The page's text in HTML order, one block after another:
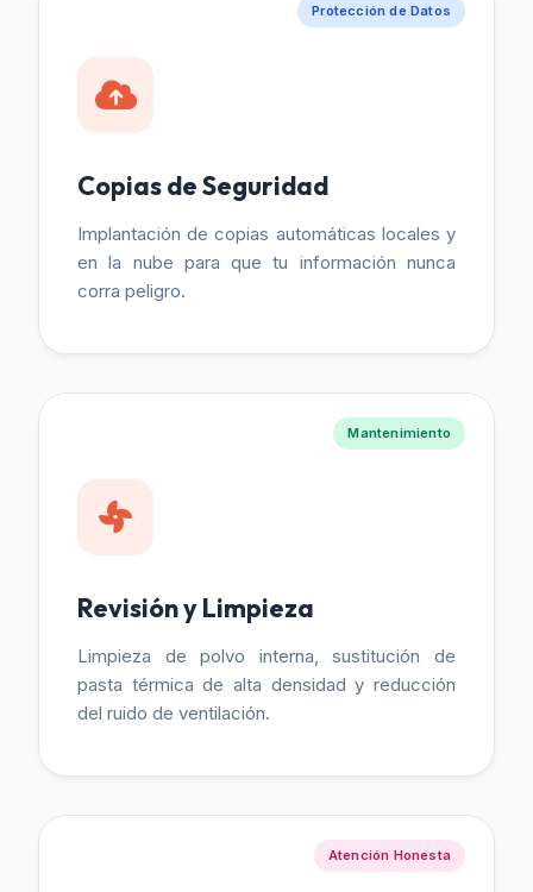
Protección de Datos
Copias de Seguridad
Implantación de copias automáticas locales y
en la nube para que tu información nunca
corra peligro.
Mantenimiento
Revisión y Limpieza
Limpieza de polvo interna, sustitución de
pasta térmica de alta densidad y reducción
del ruido de ventilación.
Atención Honesta